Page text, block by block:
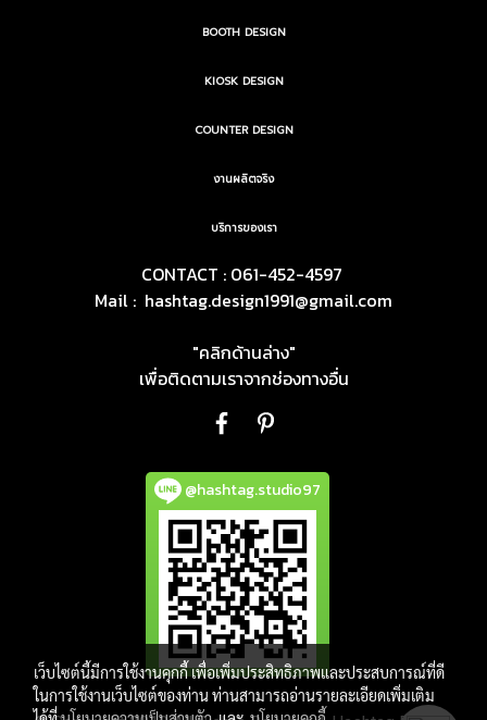
BOOTH DESIGN
KIOSK DESIGN
COUNTER DESIGN
งานผลิตจริง
บริการของเรา
CONTACT : 061-452-4597
Mail : hashtag.design1991@gmail.com
"คลิกด้านล่าง"
เพื่อติดตามเราจากช่องทางอื่น
@hashtag.studio97
เว็บไซต์นี้มีการใช้งานคุกกี้ เพื่อเพิ่มประสิทธิภาพและประสบการณ์ที่ดี
ในการใช้งานเว็บไซต์ของท่าน ท่านสามารถอ่านรายละเอียดเพิ่มเติม